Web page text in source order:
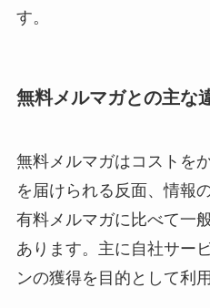
す。
無料メルマガとの主な
無料メルマガはコストを
を届けられる反面、情報
有料メルマガに比べて一
あります。主に自社サー
ンの獲得を目的として利